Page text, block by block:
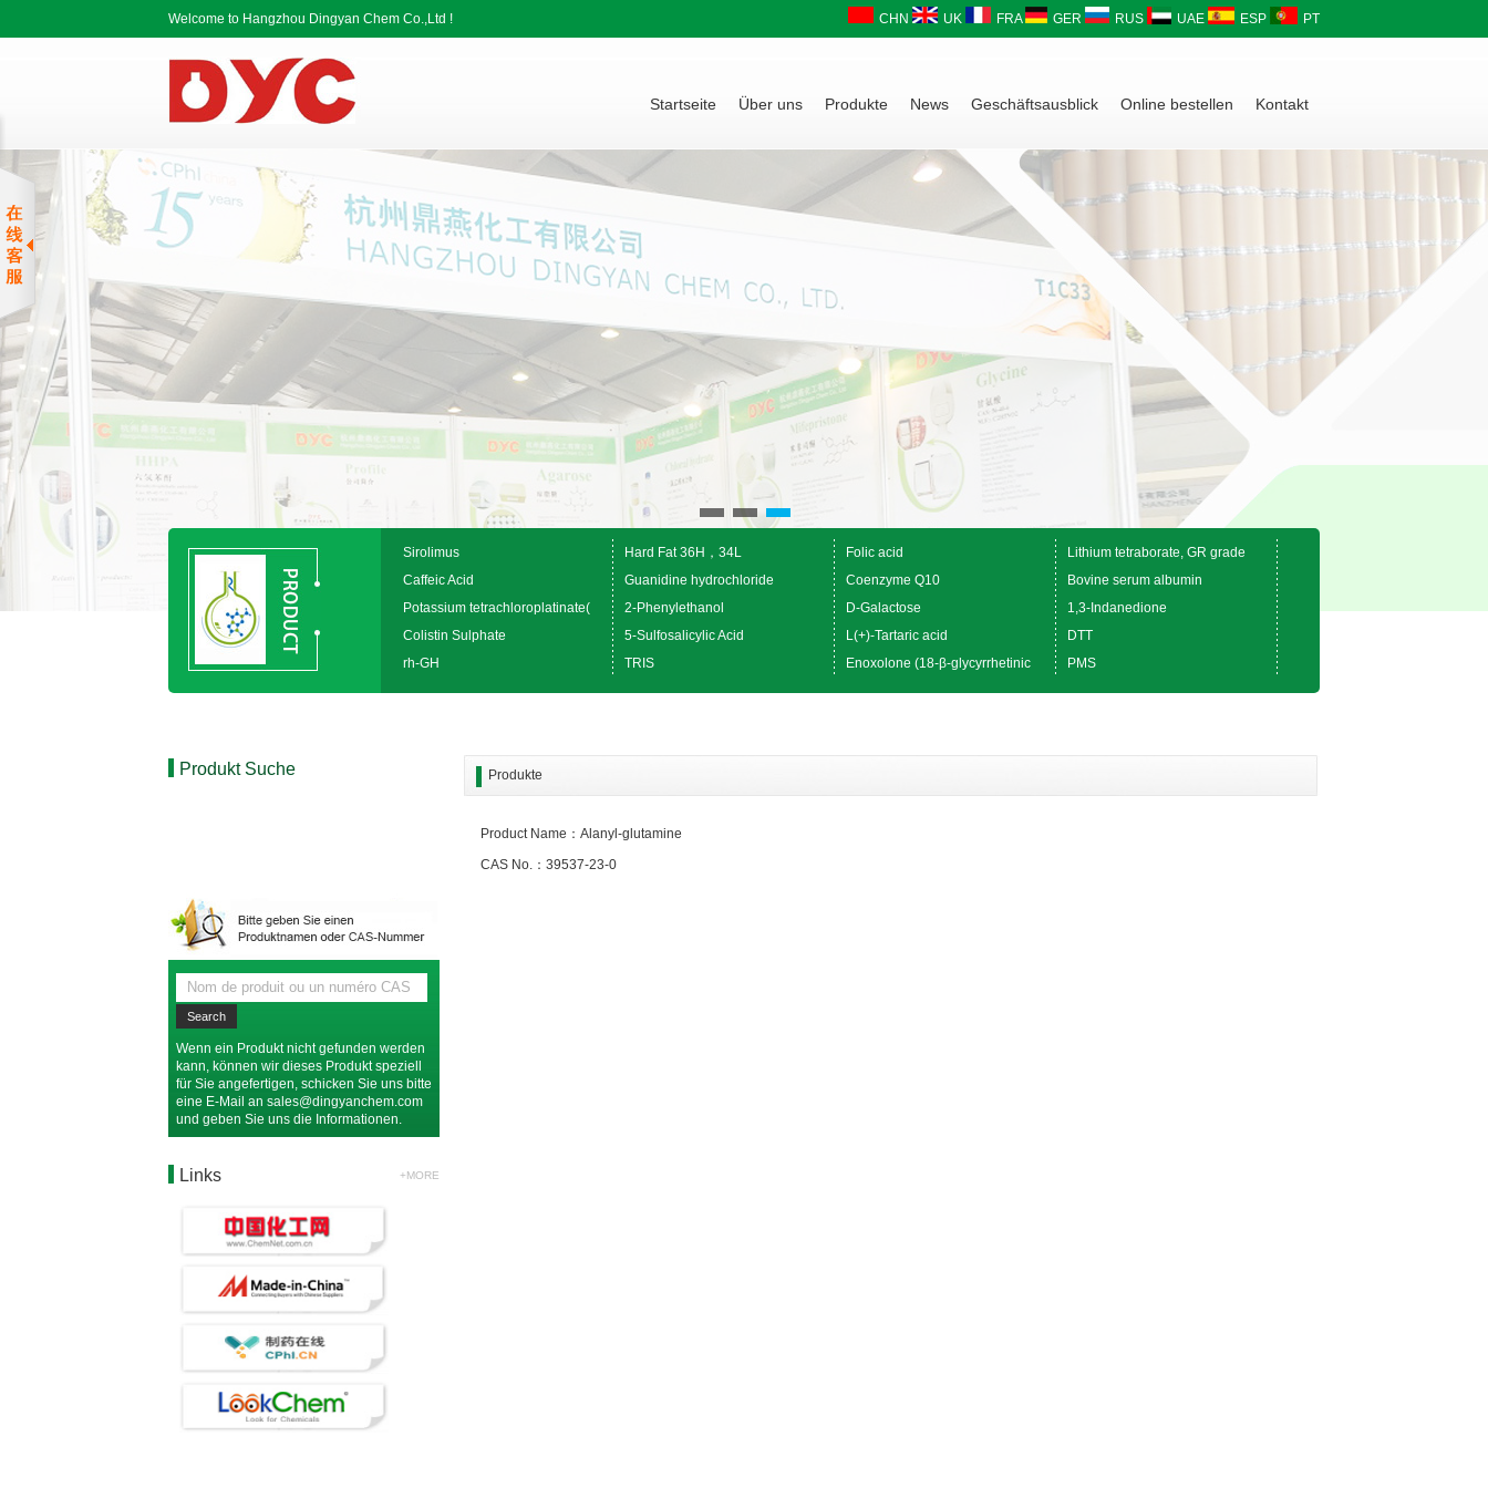
Welcome to Hangzhou Dingyan Chem Co.,Ltd ! CHN UK FRA GER RUS UAE ESP PT
Startseite Über uns Produkte News Geschäftsausblick Online bestellen Kontakt
Sirolimus Hard Fat 36H，34L Folic acid
Lithium tetraborate, GR grade
Caffeic Acid
Guanidine hydrochloride Coenzyme Q10
Bovine serum albumin
Potassium tetrachloroplatinate(
2-Phenylethanol D-Galactose
1,3-Indanedione
Colistin Sulphate
5-Sulfosalicylic Acid L(+)-Tartaric acid
DTT
rh-GH
TRIS Enoxolone (18-β-glycyrrhetinic PMS
Produkt Suche
Wenn ein Produkt nicht gefunden werden
kann, können wir dieses Produkt speziell
für Sie angefertigen, schicken Sie uns bitte
eine E-Mail an sales@dingyanchem.com
und geben Sie uns die Informationen.
Links +MORE
Produkte
Product Name：Alanyl-glutamine
CAS No.：39537-23-0